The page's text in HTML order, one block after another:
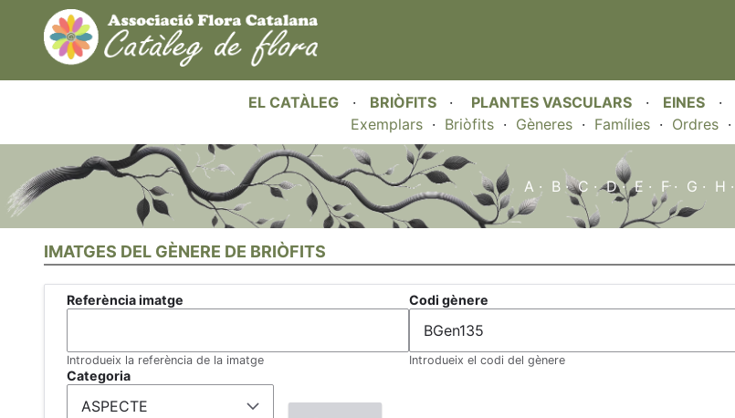
EL CATÀLEG · BRIÒFITS · PLANTES VASCULARS · EINES ·
Exemplars· Briòfits· Gèneres· Famílies· Ordres·
A · B ·C ·D·E · F· G · H ·
IMATGES DEL GÈNERE DE BRIÒFITS
Referència imatge
Introdueix la referència de la imatge
Codi gènere
Introdueix el codi del gènere
Categoria